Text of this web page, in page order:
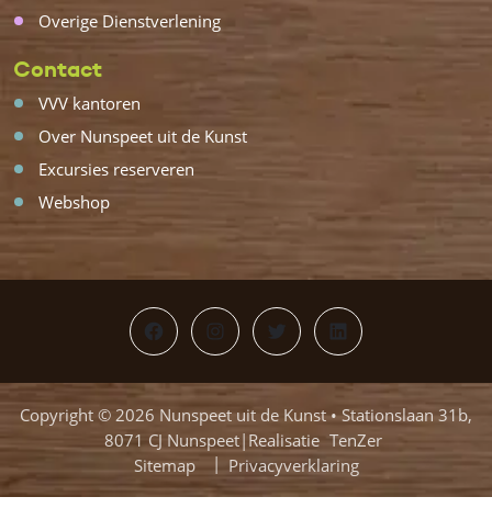
Overige Dienstverlening
Contact
VVV kantoren
Over Nunspeet uit de Kunst
Excursies reserveren
Webshop
FacebookInstagram
TwitterLinkedIn
Copyright © 2026 Nunspeet uit de Kunst • Stationslaan 31b,
8071 CJ Nunspeet|Realisatie TenZer
Sitemap
Privacyverklaring